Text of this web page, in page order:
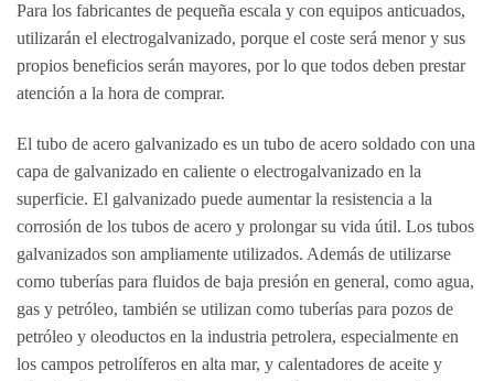
Para los fabricantes de pequeña escala y con equipos anticuados,
utilizarán el electrogalvanizado, porque el coste será menor y sus
propios beneficios serán mayores, por lo que todos deben prestar
atención a la hora de comprar.
El tubo de acero galvanizado es un tubo de acero soldado con una
capa de galvanizado en caliente o electrogalvanizado en la
superficie. El galvanizado puede aumentar la resistencia a la
corrosión de los tubos de acero y prolongar su vida útil. Los tubos
galvanizados son ampliamente utilizados. Además de utilizarse
como tuberías para fluidos de baja presión en general, como agua,
gas y petróleo, también se utilizan como tuberías para pozos de
petróleo y oleoductos en la industria petrolera, especialmente en
los campos petrolíferos en alta mar, y calentadores de aceite y